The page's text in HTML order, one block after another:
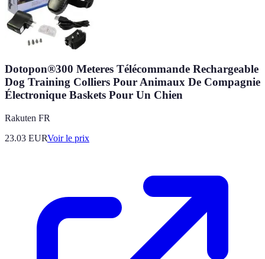
Dotopon®300 Meteres Télécommande Rechargeable
Dog Training Colliers Pour Animaux De Compagnie
Électronique Baskets Pour Un Chien
Rakuten FR
23.03 EURVoir le prix